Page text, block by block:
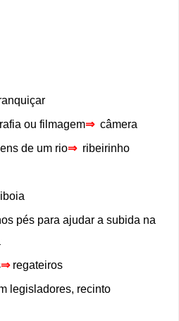
ou filmagem⇒câmera
de um rio⇒ribeirinho
pés para ajudar a subida na
⇒ regateiros
legisladores, recinto